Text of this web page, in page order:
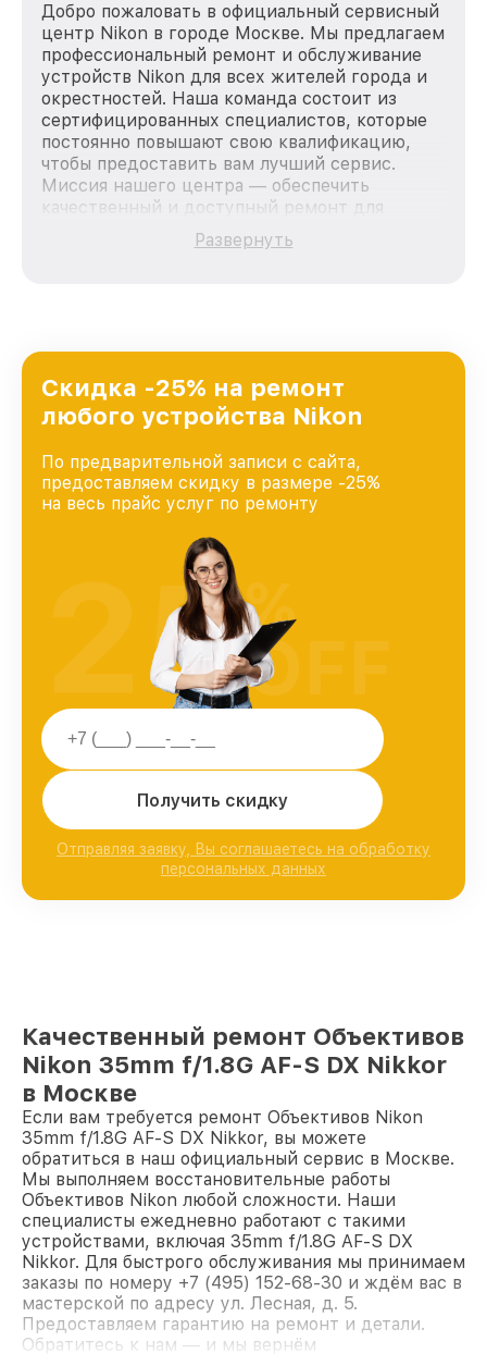
Добро пожаловать в официальный сервисный
центр Nikon в городе Москве. Мы предлагаем
профессиональный ремонт и обслуживание
устройств Nikon для всех жителей города и
окрестностей. Наша команда состоит из
сертифицированных специалистов, которые
постоянно повышают свою квалификацию,
чтобы предоставить вам лучший сервис.
Миссия нашего центра — обеспечить
качественный и доступный ремонт для
каждого пользователя продукции Nikon, вне
зависимости от сложности поломки. Мы
и лояльности наших клиентов.
Развернуть
Скидка -25% на ремонт
любого устройства Nikon
По предварительной записи с сайта,
предоставляем скидку в размере -25%
на весь прайс услуг по ремонту
Получить скидку
Отправляя заявку, Вы соглашаетесь на обработку
персональных данных
25%
OFF
Качественный ремонт Объективов
Nikon 35mm f/1.8G AF-S DX Nikkor
в Москве
Если вам требуется ремонт Объективов Nikon
35mm f/1.8G AF-S DX Nikkor, вы можете
обратиться в наш официальный сервис в Москве.
Мы выполняем восстановительные работы
Объективов Nikon любой сложности. Наши
специалисты ежедневно работают с такими
устройствами, включая 35mm f/1.8G AF-S DX
Nikkor. Для быстрого обслуживания мы принимаем
заказы по номеру +7 (495) 152-68-30 и ждём вас в
мастерской по адресу ул. Лесная, д. 5.
Предоставляем гарантию на ремонт и детали.
Обратитесь к нам — и мы вернём